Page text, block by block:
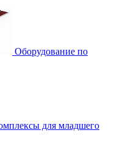
Оборудование по
для младшего